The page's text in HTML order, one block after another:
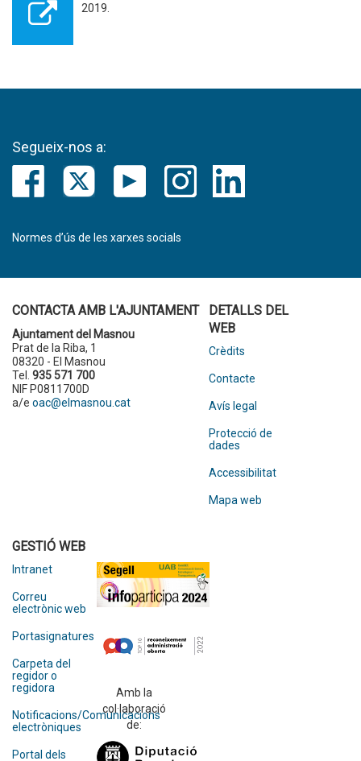
2019.
Segueix-nos a:
Normes d’ús de les xarxes socials
CONTACTA AMB L'AJUNTAMENT
Ajuntament del Masnou
Prat de la Riba, 1
08320 - El Masnou
Tel. 935 571 700
NIF P0811700D
a/e oac@elmasnou.cat
DETALLS DEL
WEB
Crèdits
Contacte
Avís legal
Protecció de
dades
Accessibilitat
Mapa web
GESTIÓ WEB
Intranet
Correu
electrònic web
Portasignatures
Carpeta del
regidor o
regidora
Notificacions/Comunicacions
electròniques
Portal dels
Amb la
col·laboració
de: